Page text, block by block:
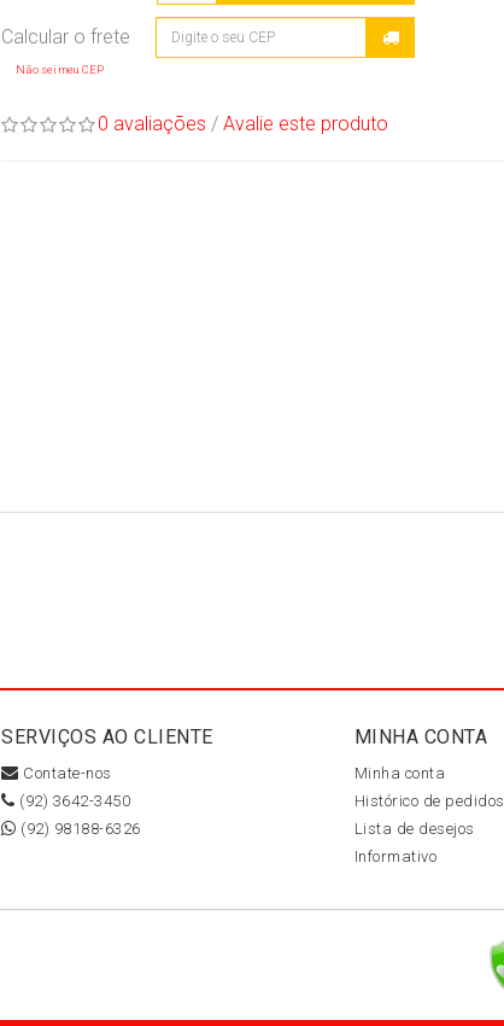
Não sei meu CEP
0 avaliações / Avalie este produto
SERVIÇOS AO CLIENTE
Contate-nos
(92) 3642-3450
(92) 98188-6326
MINHA CONTA
Minha conta
Histórico de pedidos
Lista de desejos
Informativo